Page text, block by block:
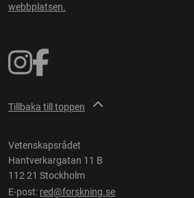
webbplatsen.
Tillbaka till toppen
Vetenskapsrådet
Hantverkargatan 11 B
112 21 Stockholm
E-post: red@forskning.se